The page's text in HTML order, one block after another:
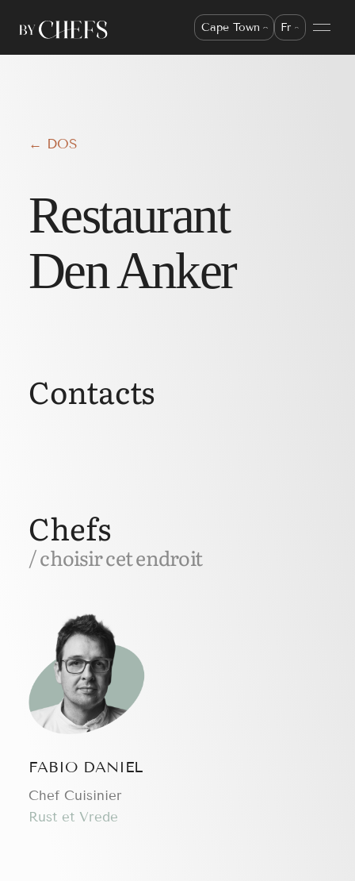
Cape Town Fr
← DOS
Restaurant
Den Anker
Chefs
/ choisir cet endroit
FABIO DANIEL
Chef Cuisinier
Rust et Vrede
Contacts